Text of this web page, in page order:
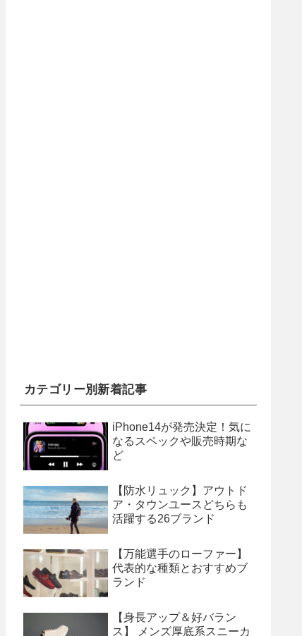
カテゴリー別新着記事
iPhone14が発売決定！気に
なるスペックや販売時期な
ど
【防水リュック】アウトド
ア・タウンユースどちらも
活躍する26ブランド
【万能選手のローファー】
代表的な種類とおすすめブ
ランド
【身長アップ＆好バラン
ス】 メンズ厚底系スニーカ